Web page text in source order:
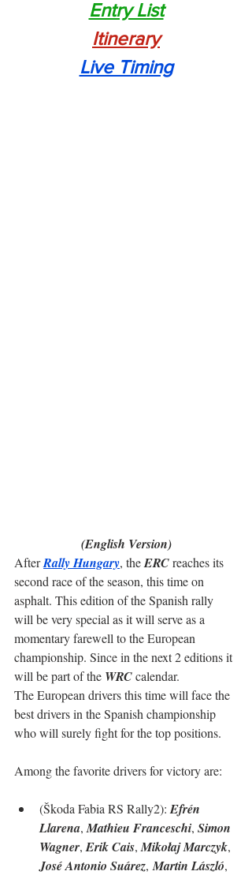
Entry List
Itinerary
Live Timing
(English Version)
After Rally Hungary, the ERC reaches its
second race of the season, this time on
asphalt. This edition of the Spanish rally
will be very special as it will serve as a
momentary farewell to the European
championship. Since in the next 2 editions it
will be part of the WRC calendar.
The European drivers this time will face the
best drivers in the Spanish championship
who will surely fight for the top positions.
Among the favorite drivers for victory are:
(Škoda Fabia RS Rally2): Efrén
Llarena, Mathieu Franceschi, Simon
Wagner, Erik Cais, Mikołaj Marczyk,
José Antonio Suárez, Martin László,